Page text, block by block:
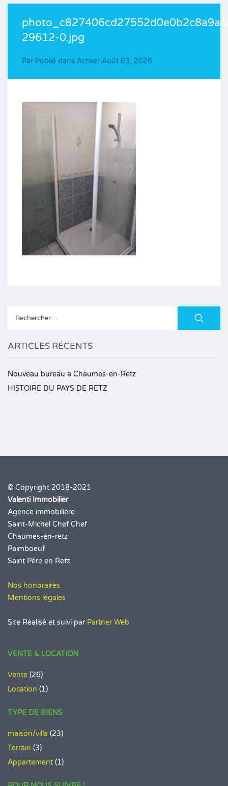
29612-0.jpg
Par Publié dans Activer Août 03, 2026
Rechercher :
ARTICLES RÉCENTS
Nouveau bureau à Chaumes-en-Retz
HISTOIRE DU PAYS DE RETZ
© Copyright 2018-2021
Valenti Immobilier
Agence immobilière
Saint-Michel Chef Chef
Chaumes-en-retz
Paimboeuf
Saint Père en Retz
Nos honoraires
Mentions légales
Site Réalisé et suivi par Partner Web
VENTE & LOCATION
Vente (26)
Location (1)
TYPE DE BIENS
maison/villa (23)
Terrain (3)
Appartement (1)